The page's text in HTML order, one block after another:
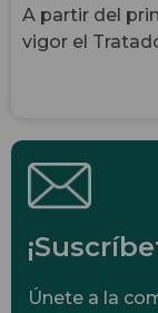
A partir del
vigor el
Únete a la